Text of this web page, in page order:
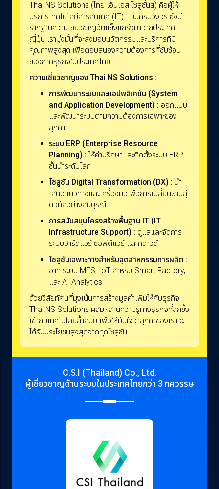
Thai NS Solutions (ไทย เอ็นเอส โซลูชั่นส์) คือผู้ให้
บริการเทคโนโลยีสารสนเทศ (IT) แบบครบวงจร ซึ่งมี
รากฐานความเชี่ยวชาญอันแข็งแกร่งมาจากประเทศ
ญี่ปุ่น เรามุ่งมั่นที่จะส่งมอบนวัตกรรมและบริการที่มี
คุณภาพสูงสุด เพื่อตอบสนองความต้องการที่ซับซ้อน
ของภาคธุรกิจในประเทศไทย
ความเชี่ยวชาญของ Thai NS Solutions :
การพัฒนาระบบและแอปพลิเคชัน (System
and Application Development) : ออกแบบ
และพัฒนาระบบตามความต้องการเฉพาะของ
ลูกค้า
ระบบ ERP (Enterprise Resource
Planning) : ให้คำปรึกษาและติดตั้งระบบ ERP
ชั้นนำระดับโลก
โซลูชัน Digital Transformation (DX) : นำ
เสนอแนวทางและเครื่องมือเพื่อการเปลี่ยนผ่านสู่
ดิจิทัลอย่างสมบูรณ์
การสนับสนุนโครงสร้างพื้นฐาน IT (IT
Infrastructure Support) : ดูแลและจัดการ
ระบบฮาร์ดแวร์ ซอฟต์แวร์ และคลาวด์
โซลูชันเฉพาะทางสำหรับอุตสาหกรรมการผลิต :
อาทิ ระบบ MES, IoT สำหรับ Smart Factory,
และ AI Analytics
ด้วยวิสัยทัศน์ที่มุ่งเน้นการสร้างมูลค่าเพิ่มให้กับธุรกิจ
Thai NS Solutions ผสมผสานความรู้ทางธุรกิจที่ลึกซึ้ง
เข้ากับเทคโนโลยีล้ำสมัย เพื่อให้มั่นใจว่าลูกค้าของเราจะ
ได้รับประโยชน์สูงสุดจากทุกโซลูชัน
C.S.I (Thailand) Co., Ltd.
ผู้เชี่ยวชาญด้านระบบในประเทศไทยกว่า 3 ทศวรรษ